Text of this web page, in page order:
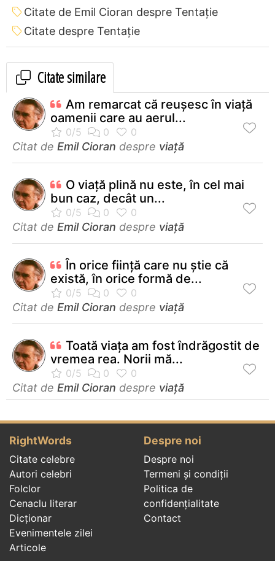
Citate de Emil Cioran despre Tentație
Citate despre Tentație
Citate similare
Am remarcat că reuşesc în viaţă
oamenii care au aerul...
Citat de Emil Cioran despre viață
O viață plină nu este, în cel mai
bun caz, decât un...
Citat de Emil Cioran despre viață
În orice fiinţă care nu ştie că
există, în orice formă de...
Citat de Emil Cioran despre viață
Toată viaţa am fost îndrăgostit de
vremea rea. Norii mă...
Citat de Emil Cioran despre viață
RightWords
Citate celebre
Autori celebri
Folclor
Cenaclu literar
Dicționar
Evenimentele zilei
Articole
Despre noi
Despre noi
Termeni și condiții
Politica de
confidenţialitate
Contact